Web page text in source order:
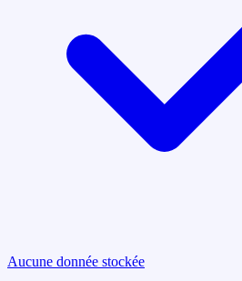
Aucune donnée stockée